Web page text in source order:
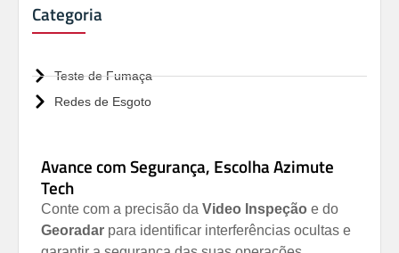
Categoria
Teste de Fumaça
Redes de Esgoto
Avance com Segurança, Escolha Azimute
Tech
Conte com a precisão da Video Inspeção e do
Georadar para identificar interferências ocultas e